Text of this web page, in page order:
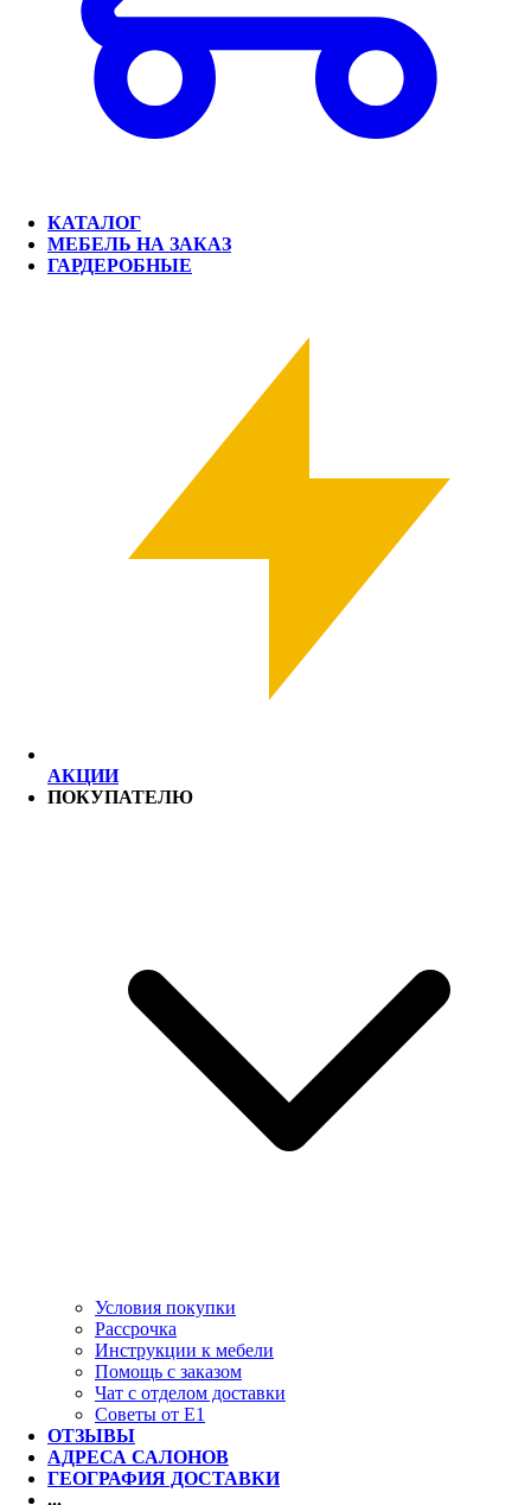
КАТАЛОГ
МЕБЕЛЬ НА ЗАКАЗ
ГАРДЕРОБНЫЕ
АКЦИИ
ПОКУПАТЕЛЮ
Условия покупки
Рассрочка
Инструкции к мебели
Помощь с заказом
Чат с отделом доставки
Советы от Е1
ОТЗЫВЫ
АДРЕСА САЛОНОВ
ГЕОГРАФИЯ ДОСТАВКИ
...